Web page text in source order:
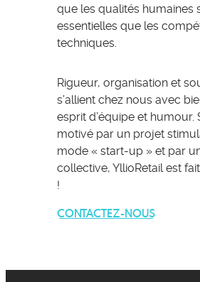
que les qualités humaines
essentielles que les
techniques.
Rigueur, organisation et
s’allient chez nous avec
esprit d’équipe et humour.
motivé par un projet
mode « start-up » et par
collective, YllioRetail est
!
CONTACTEZ-NOUS